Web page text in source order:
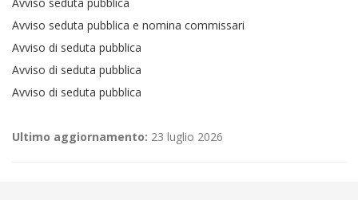
Avviso seduta pubblica e nomina commissari
Avviso di seduta pubblica
Avviso di seduta pubblica
Avviso di seduta pubblica
Ultimo aggiornamento: 23 luglio 2026